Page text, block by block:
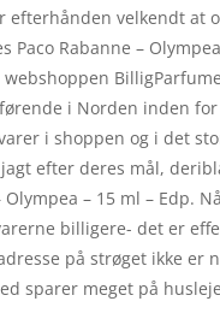
efterhånden velkendt at
Paco Rabanne –
i Norden inden
i shoppen og i det
efter deres mål,
Olympea – 15 ml – Edp.
billigere- det er
på strøget ikke er
sparer meget på